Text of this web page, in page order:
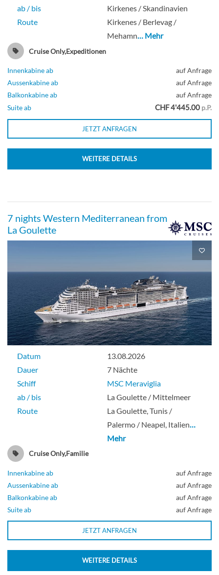
ab / bis
Kirkenes / Skandinavien
Route
Kirkenes / Berlevag /
Mehamn… Mehr
Cruise Only,Expeditionen
Innenkabine ab
auf Anfrage
Aussenkabine ab
auf Anfrage
Balkonkabine ab
auf Anfrage
Suite ab
CHF 4'445.00 p.P.
JETZT ANFRAGEN
WEITERE DETAILS
7 nights Western Mediterranean from
La Goulette
Datum
13.08.2026
Dauer
7 Nächte
Schiff
MSC Meraviglia
ab / bis
La Goulette / Mittelmeer
Route
La Goulette, Tunis /
Palermo / Neapel, Italien…
Mehr
Cruise Only,Familie
Innenkabine ab
auf Anfrage
Aussenkabine ab
auf Anfrage
Balkonkabine ab
auf Anfrage
Suite ab
auf Anfrage
JETZT ANFRAGEN
WEITERE DETAILS